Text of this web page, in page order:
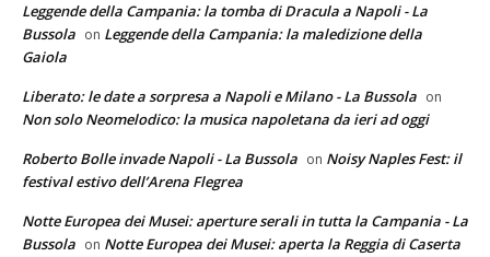
Leggende della Campania: la tomba di Dracula a Napoli - La
Bussola on Leggende della Campania: la maledizione della
Gaiola
Liberato: le date a sorpresa a Napoli e Milano - La Bussola on
Non solo Neomelodico: la musica napoletana da ieri ad oggi
Roberto Bolle invade Napoli - La Bussola on Noisy Naples Fest: il
festival estivo dell’Arena Flegrea
Notte Europea dei Musei: aperture serali in tutta la Campania - La
Bussola on Notte Europea dei Musei: aperta la Reggia di Caserta